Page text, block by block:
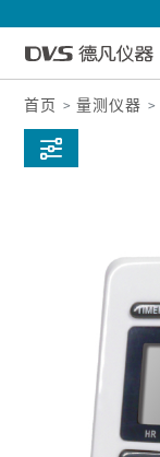
首页 量测仪器